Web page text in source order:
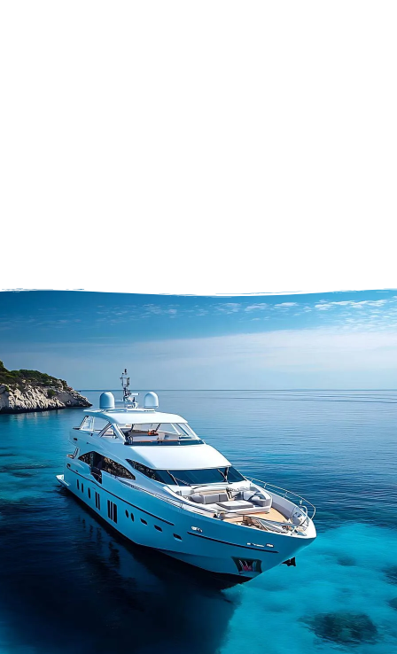
ΜΕ ΠΡΟΣΟΧΗ ΣΤΙΣ ΛΕΠΤΟΜΕΡΕΙΕΣ
Πάθος, υπευθυνότητα και
αξιοπιστία σε κάθε εργασία
Ζητήστε Προσφορά